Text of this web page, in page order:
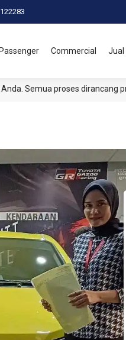
Passenger Commercial Jual
proses dirancang